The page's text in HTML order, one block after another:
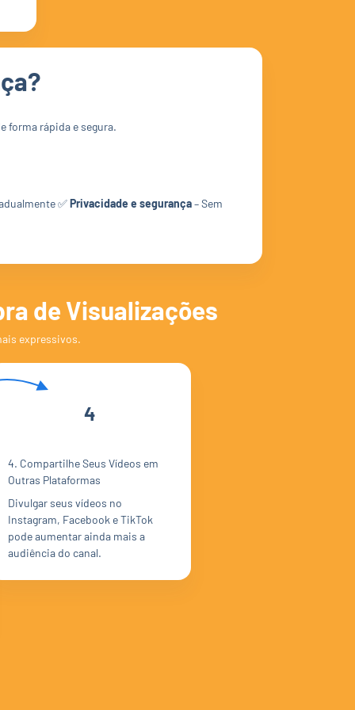
forma rápida e segura.
✅Privacidade e segurança– Sem
de Visualizações
expressivos.
4
4. Compartilhe Seus Vídeos em
Outras Plataformas
Divulgar seus vídeos no
Instagram, Facebook e TikTok
pode aumentar ainda mais a
audiência do canal.